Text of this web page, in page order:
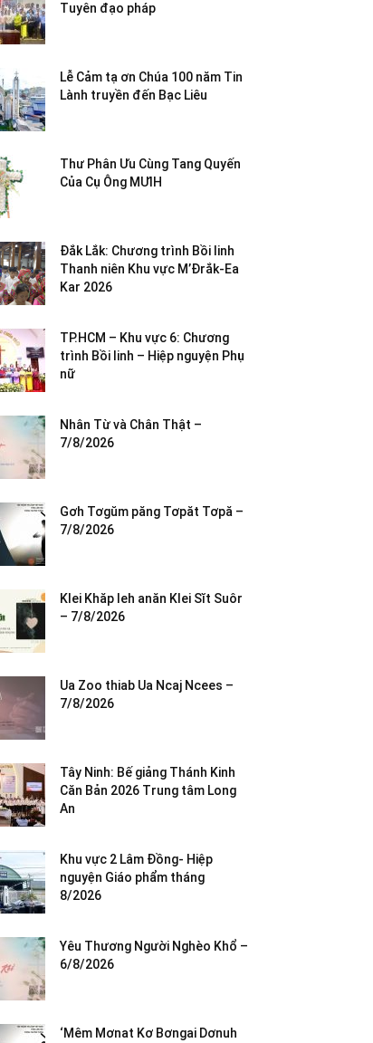
Tuyên đạo pháp
Lễ Cảm tạ ơn Chúa 100 năm Tin
Lành truyền đến Bạc Liêu
Thư Phân Ưu Cùng Tang Quyến
Của Cụ Ông MƯIH
Đắk Lắk: Chương trình Bồi linh
Thanh niên Khu vực M’Đrắk-Ea
Kar 2026
TP.HCM – Khu vực 6: Chương
trình Bồi linh – Hiệp nguyện Phụ
nữ
Nhân Từ và Chân Thật –
7/8/2026
Gơh Tơgŭm păng Tơpăt Tơpă –
7/8/2026
Klei Khăp leh anăn Klei Sĭt Suôr
– 7/8/2026
Ua Zoo thiab Ua Ncaj Ncees –
7/8/2026
Tây Ninh: Bế giảng Thánh Kinh
Căn Bản 2026 Trung tâm Long
An
Khu vực 2 Lâm Đồng- Hiệp
nguyện Giáo phẩm tháng
8/2026
Yêu Thương Người Nghèo Khổ –
6/8/2026
‘Mêm Mơnat Kơ Bơngai Dơnuh